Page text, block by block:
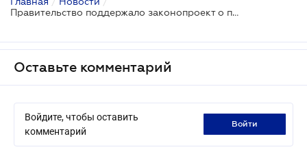
Правительство поддержало законопроект о противодействии рейдерству
Оставьте комментарий
Войдите, чтобы оставить
комментарий
войти